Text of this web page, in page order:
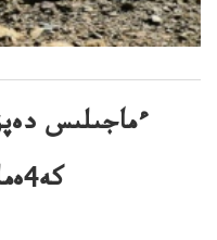
كە4ەملنتەڭگەكاپيتالقۇيۋكەرەك